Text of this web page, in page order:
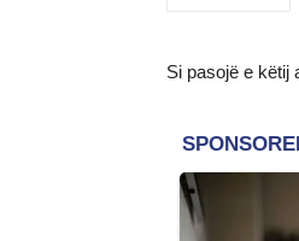
Si pasojë e këtij